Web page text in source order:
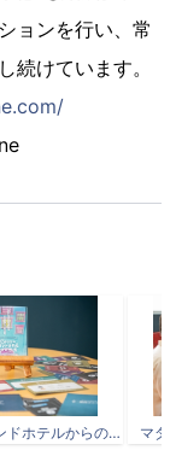
ョンを行い、常
続けています。
謎だらけのグランドホテルからの悲鳴-3.jpg マダ